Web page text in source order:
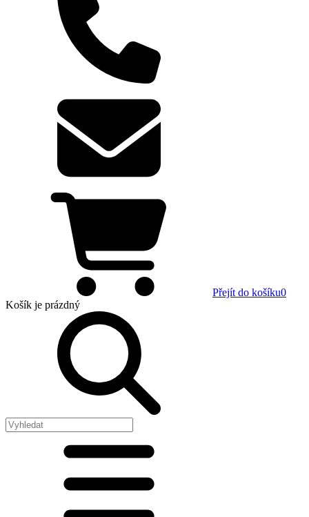
Přejít do košíku0
Košík je prázdný